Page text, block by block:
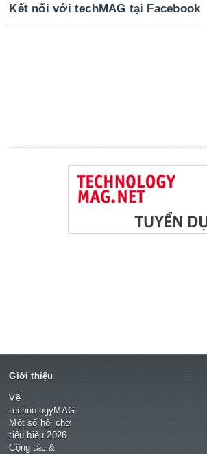
Kết nối với techMAG tại Facebook
Giới thiệu
Về
technologyMAG
Một số hội chợ
tiêu biểu 2026
Cộng tác &